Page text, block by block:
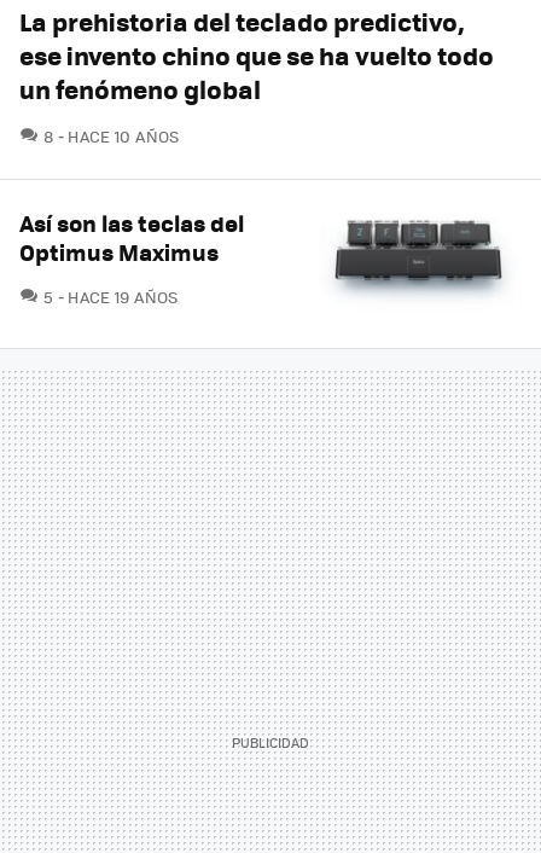
La prehistoria del teclado predictivo,
ese invento chino que se ha vuelto todo
un fenómeno global
8 COMENTARIOS
HACE 10 AÑOS
Así son las teclas del
Optimus Maximus
5 COMENTARIOS
HACE 19 AÑOS